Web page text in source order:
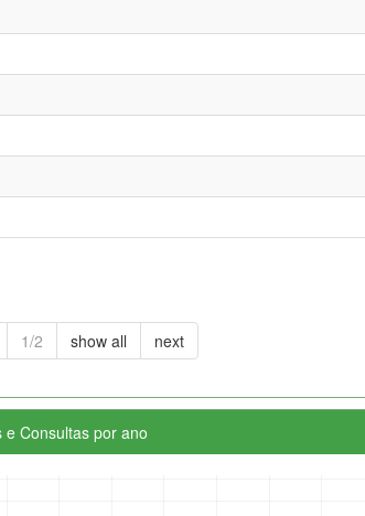
1/2 show all next
e Consultas por ano